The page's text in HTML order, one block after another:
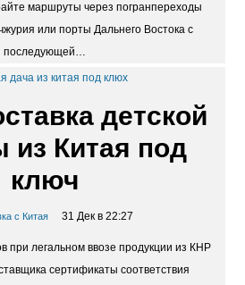
маршруты через погранпереходы
или порты Дальнего Востока с
последующей…
детской
из Китая под
ключ
с Китая 31 Дек в 22:27
при легальном ввозе продукции из КНР
сертификаты соответствия